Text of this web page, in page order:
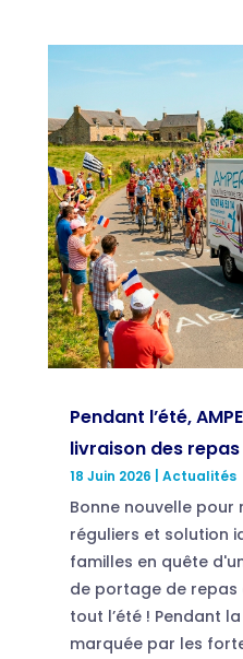
Pendant l’été,
livraison des repas
18 Juin 2026 Actualités
Bonne nouvelle pour
réguliers et solution
familles en quête
de portage de
tout l’été ! Pendant
marquée par les